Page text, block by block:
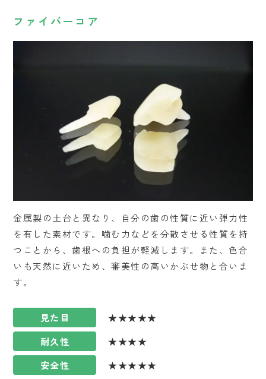
ファイバーコア
金属製の土台と異なり、自分の歯の性質に近い弾力性
を有した素材です。噛む力などを分散させる性質を持
つことから、歯根への負担が軽減します。また、色合
いも天然に近いため、審美性の高いかぶせ物と合いま
す。
見た目
★★★★★
耐久性
★★★★
安全性
★★★★★